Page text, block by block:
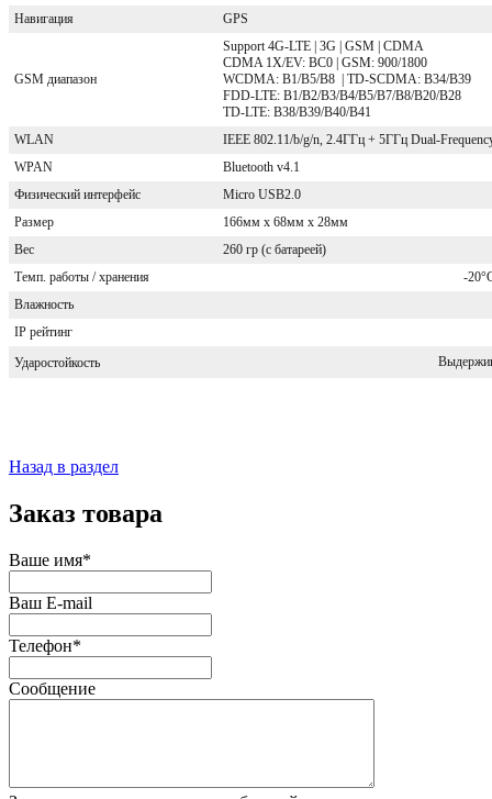
Навигация
GPS
GSM диапазон
Support 4G-LTE | 3G | GSM | CDMA
CDMA 1X/EV: BC0 | GSM: 900/1800
WCDMA: B1/B5/B8 | TD-SCDMA: B34/B39
FDD-LTE: B1/B2/B3/B4/B5/B7/B8/B20/B28
TD-LTE: B38/B39/B40/B41
WLAN
IEEE 802.11/b/g/n, 2.4ГГц + 5ГГц Dual-
WPAN
Bluetooth v4.1
Физический интерфейс
Micro USB2.0
Размер
166мм х 68мм х 28мм
Вес
260 гр (с батареей)
Темп. работы / хранения
-
Влажность
IP рейтинг
Ударостойкость
Назад в раздел
Заказ товара
Ваше имя*
Ваш E-mail
Телефон*
Сообщение